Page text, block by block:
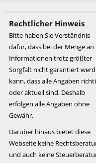
Rechtlicher Hinweis
Bitte haben Sie Verständnis
dafür, dass bei der Menge an
Informationen trotz größter
Sorgfalt nicht garantiert
kann, dass alle Angaben
oder aktuell sind. Deshalb
erfolgen alle Angaben ohne
Gewähr.
Darüber hinaus bietet diese
Webseite keine
und auch keine